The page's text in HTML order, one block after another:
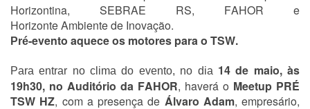
Horizontina, SEBRAE RS, FAHOR e
Horizonte Ambiente de Inovação.
Pré-evento aquece os motores para o TSW.
Para entrar no clima do evento, no dia 14 de maio, às
19h30, no Auditório da FAHOR, haverá o Meetup PRÉ
TSW HZ, com a presença de Álvaro Adam, empresário,